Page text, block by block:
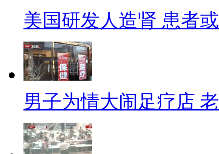
【口播】关注一周新闻，了
末《新闻大考》。
片头+开场
(开场：)鹦鹉考官：考试啦
场！！并严格遵守考场纪律：
题板。
1.小李网购电脑被骗2200元
美国研发人造肾 患者
男子为情大闹足疗店